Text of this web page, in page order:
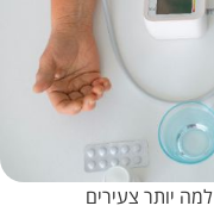
יותר צעירים